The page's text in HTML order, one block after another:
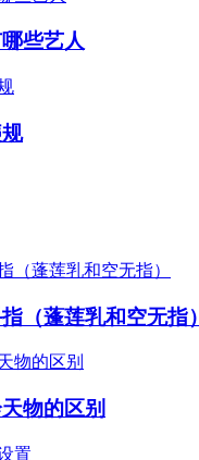
些艺人
（蓬莲乳和空无指）
物的区别